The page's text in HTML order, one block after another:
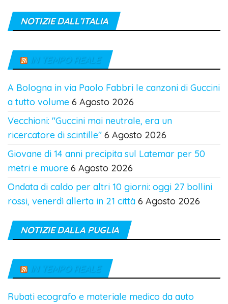
NOTIZIE DALL’ITALIA
IN TEMPO REALE
A Bologna in via Paolo Fabbri le canzoni di Guccini
a tutto volume 6 Agosto 2026
Vecchioni: "Guccini mai neutrale, era un
ricercatore di scintille" 6 Agosto 2026
Giovane di 14 anni precipita sul Latemar per 50
metri e muore 6 Agosto 2026
Ondata di caldo per altri 10 giorni: oggi 27 bollini
rossi, venerdì allerta in 21 città 6 Agosto 2026
NOTIZIE DALLA PUGLIA
IN TEMPO REALE
Rubati ecografo e materiale medico da auto